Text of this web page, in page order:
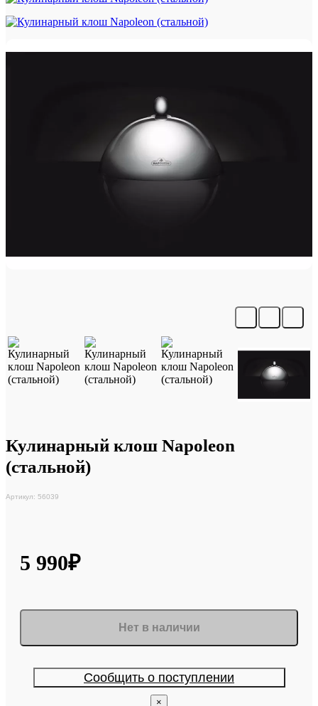
Кулинарный клош Napoleon
(стальной)
Артикул: 56039
5 990₽
Нет в наличии
Сообщить о поступлении
×